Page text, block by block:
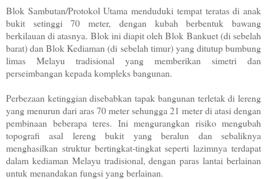
Blok Sambutan/Protokol Utama menduduki tempat teratas di anak
bukit setinggi 70 meter, dengan kubah berbentuk bawang
berkilauan di atasnya. Blok ini diapit oleh Blok Bankuet (di sebelah
barat) dan Blok Kediaman (di sebelah timur) yang ditutup bumbung
limas Melayu tradisional yang memberikan simetri dan
perseimbangan kepada kompleks bangunan.
Perbezaan ketinggian disebabkan tapak bangunan terletak di lereng
yang menurun dari aras 70 meter sehungga 21 meter di atasi dengan
pembinaan beberapa teres. Ini mengurangkan risiko mengubah
topografi asal lereng bukit yang beralun dan sebaliknya
menghasilkan struktur bertingkat-tingkat seperti lazimnya terdapat
dalam kediaman Melayu tradisional, dengan paras lantai berlainan
untuk menandakan fungsi yang berlainan.